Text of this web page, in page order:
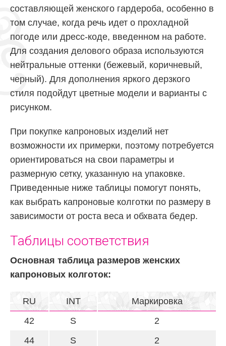
составляющей женского гардероба, особенно в
том случае, когда речь идет о прохладной
погоде или дресс-коде, введенном на работе.
Для создания делового образа используются
нейтральные оттенки (бежевый, коричневый,
черный). Для дополнения яркого дерзкого
стиля подойдут цветные модели и варианты с
рисунком.
При покупке капроновых изделий нет
возможности их примерки, поэтому потребуется
ориентироваться на свои параметры и
размерную сетку, указанную на упаковке.
Приведенные ниже таблицы помогут понять,
как выбрать капроновые колготки по размеру в
зависимости от роста веса и обхвата бедер.
Таблицы соответствия
Основная таблица размеров женских
капроновых колготок:
RU INT
Маркировка
42
S
2
44
S
2